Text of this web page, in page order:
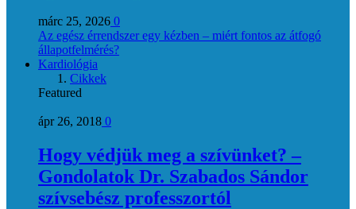
márc 25, 2026 0
Az egész érrendszer egy kézben – miért fontos az átfogó
állapotfelmérés?
Kardiológia
Cikkek
Featured
ápr 26, 2018 0
Hogy védjük meg a szívünket? –
Gondolatok Dr. Szabados Sándor
szívsebész professzortól